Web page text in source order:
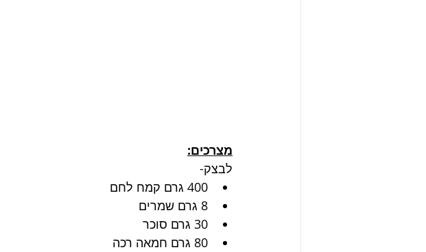
מצרכים:
לבצק-
400 גרם קמח לחם
8 גרם שמרים
30 גרם סוכר
80 גרם חמאה רכה